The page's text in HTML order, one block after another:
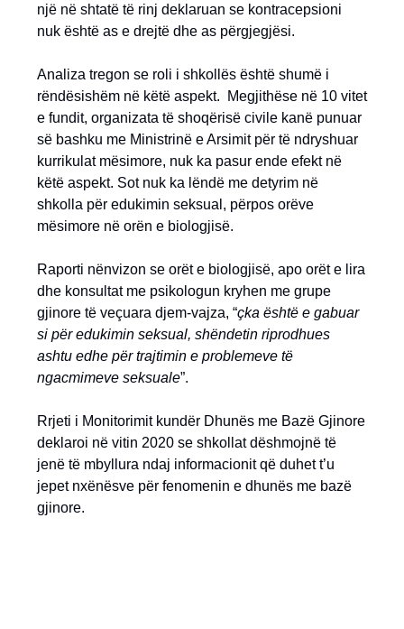
një në shtatë të rinj deklaruan se kontracepsioni
nuk është as e drejtë dhe as përgjegjësi.
Analiza tregon se roli i shkollës është shumë i
rëndësishëm në këtë aspekt. Megjithëse në 10 vitet
e fundit, organizata të shoqërisë civile kanë punuar
së bashku me Ministrinë e Arsimit për të ndryshuar
kurrikulat mësimore, nuk ka pasur ende efekt në
këtë aspekt. Sot nuk ka lëndë me detyrim në
shkolla për edukimin seksual, përpos orëve
mësimore në orën e biologjisë.
Raporti nënvizon se orët e biologjisë, apo orët e lira
dhe konsultat me psikologun kryhen me grupe
gjinore të veçuara djem-vajza, “çka është e gabuar
si për edukimin seksual, shëndetin riprodhues
ashtu edhe për trajtimin e problemeve të
ngacmimeve seksuale”.
Rrjeti i Monitorimit kundër Dhunës me Bazë Gjinore
deklaroi në vitin 2020 se shkollat dëshmojnë të
jenë të mbyllura ndaj informacionit që duhet t’u
jepet nxënësve për fenomenin e dhunës me bazë
gjinore.